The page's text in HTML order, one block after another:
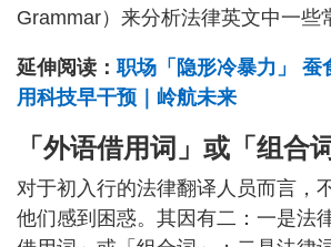
Grammar）来分析法律英文中一些
延伸阅读： 职场「隐形冷暴力」 蚕
用科技早干预｜岭航未来
「外语借用词」或「组合词
对于初入行的法律翻译人员而言，
他们感到困惑。其因有二：一是法